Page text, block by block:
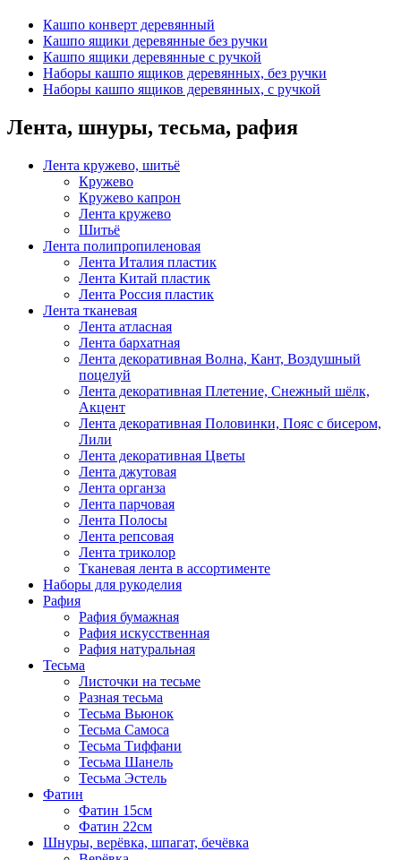
Кашпо конверт деревянный
Кашпо ящики деревянные без ручки
Кашпо ящики деревянные с ручкой
Наборы кашпо ящиков деревянных, без ручки
Наборы кашпо ящиков деревянных, с ручкой
Лента, шнуры, тесьма, рафия
Лента кружево, шитьё
Кружево
Кружево капрон
Лента кружево
Шитьё
Лента полипропиленовая
Лента Италия пластик
Лента Китай пластик
Лента Россия пластик
Лента тканевая
Лента атласная
Лента бархатная
Лента декоративная Волна, Кант, Воздушный
поцелуй
Лента декоративная Плетение, Снежный шёлк,
Акцент
Лента декоративная Половинки, Пояс с бисером,
Лили
Лента декоративная Цветы
Лента джутовая
Лента органза
Лента парчовая
Лента Полосы
Лента репсовая
Лента триколор
Тканевая лента в ассортименте
Наборы для рукоделия
Рафия
Рафия бумажная
Рафия искусственная
Рафия натуральная
Тесьма
Листочки на тесьме
Разная тесьма
Тесьма Вьюнок
Тесьма Самоса
Тесьма Тиффани
Тесьма Шанель
Тесьма Эстель
Фатин
Фатин 15см
Фатин 22см
Шнуры, верёвка, шпагат, бечёвка